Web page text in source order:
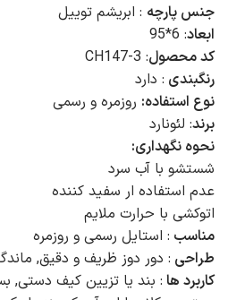
جنس پارچه : ابریشم توییل
ابعاد: 6*95
کد محصول: CH147-3
رنگبندی : دارد
نوع استفاده: روزمره و رسمی
برند: لئونارد
نحوه نگهداری:
شستشو با آب سرد
عدم استفاده ار سفید کننده
اتوکشی با حرارت ملایم
مناسب : استایل رسمی و روزمره
طراحی : دور دوز ظریف و دقیق,
کاربرد ها : بند یا تزیین کیف دستی,